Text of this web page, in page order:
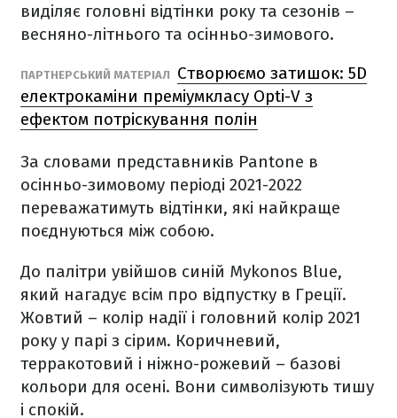
виділяє головні відтінки року та сезонів –
весняно-літнього та осінньо-зимового.
ПАРТНЕРСЬКИЙ МАТЕРІАЛ
Створюємо затишок: 5D
електрокаміни преміумкласу Opti-V з
ефектом потріскування полін
За словами представників Pantone в
осінньо-зимовому періоді 2021-2022
переважатимуть відтінки, які найкраще
поєднуються між собою.
До палітри увійшов синій Mykonos Blue,
який нагадує всім про відпустку в Греції.
Жовтий – колір надії і головний колір 2021
року у парі з сірим. Коричневий,
терракотовий і ніжно-рожевий – базові
кольори для осені. Вони символізують тишу
і спокій.